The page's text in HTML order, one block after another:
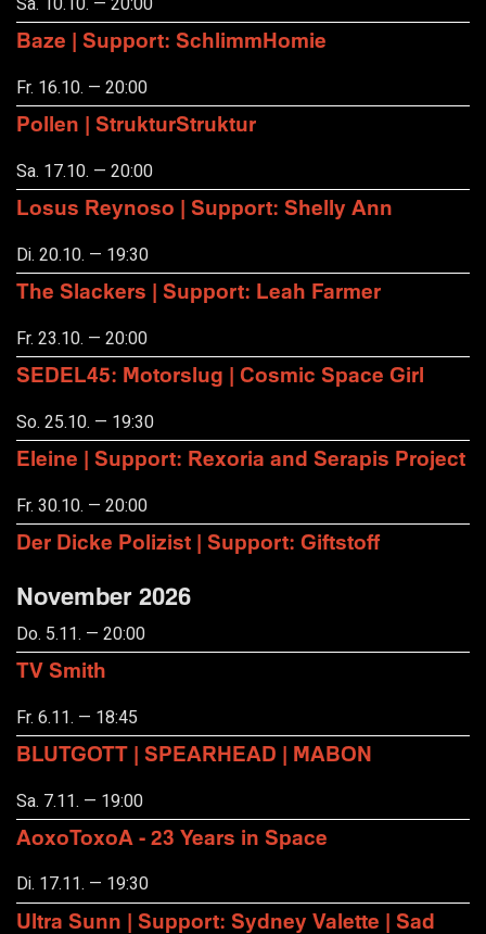
Baze | Support: SchlimmHomie
Fr. 16.10. — 20:00
Pollen | StrukturStruktur
Sa. 17.10. — 20:00
Losus Reynoso | Support: Shelly Ann
Di. 20.10. — 19:30
The Slackers | Support: Leah Farmer
Fr. 23.10. — 20:00
SEDEL45: Motorslug | Cosmic Space Girl
So. 25.10. — 19:30
Eleine | Support: Rexoria and Serapis Project
Fr. 30.10. — 20:00
Der Dicke Polizist | Support: Giftstoff
November 2026
Do. 5.11. — 20:00
TV Smith
Fr. 6.11. — 18:45
BLUTGOTT | SPEARHEAD | MABON
Sa. 7.11. — 19:00
AoxoToxoA - 23 Years in Space
Di. 17.11. — 19:30
Ultra Sunn | Support: Sydney Valette | Sad